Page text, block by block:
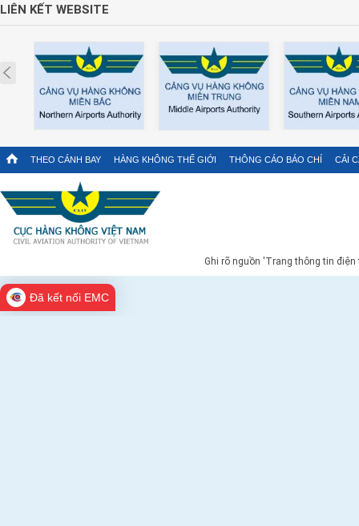
LIÊN KẾT WEBSITE
Prev
THEO CÁNH BAY HÀNG KHÔNG THẾ GIỚI THÔNG CÁO BÁO CHÍ CẢI
Ghi rõ nguồn 'Trang thông tin
Đã kết nối EMC